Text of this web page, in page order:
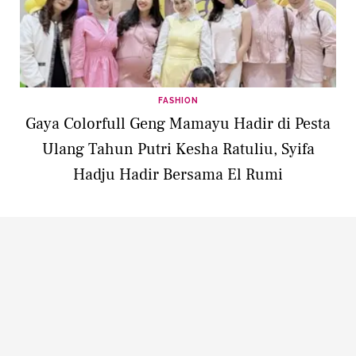
FASHION
Gaya Colorfull Geng Mamayu Hadir di Pesta
Ulang Tahun Putri Kesha Ratuliu, Syifa
Hadju Hadir Bersama El Rumi